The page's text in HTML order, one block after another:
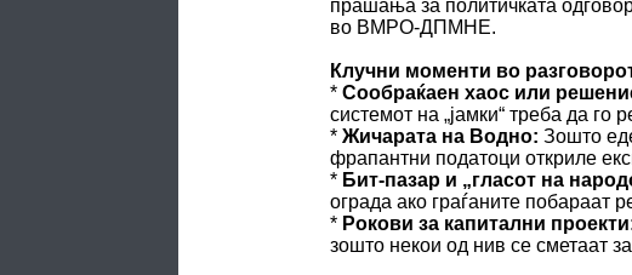
прашања за политичката
во ВМРО-ДПМНЕ.
Клучни моменти во
* Сообраќаен хаос или
системот на „јамки“ треба да
* Жичарата на Водно: Зошто
фрапантни податоци откриле
* Бит-пазар и „гласот на
ограда ако граѓаните побараат
* Рокови за капитални
зошто некои од нив се сметаат за